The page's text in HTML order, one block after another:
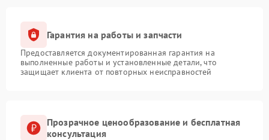
Гарантия на работы и запчасти
Предоставляется документированная гарантия на
выполненные работы и установленные детали, что
защищает клиента от повторных неисправностей
Прозрачное ценообразование и бесплатная
консультация